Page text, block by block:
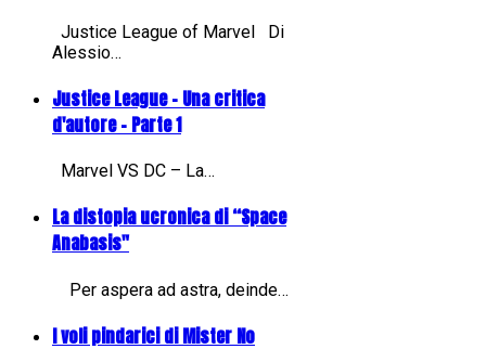
Justice League of Marvel Di
Alessio…
Justice League - Una critica
d'autore - Parte 1
Marvel VS DC – La…
La distopia ucronica di “Space
Anabasis"
Per aspera ad astra, deinde…
I voli pindarici di Mister No